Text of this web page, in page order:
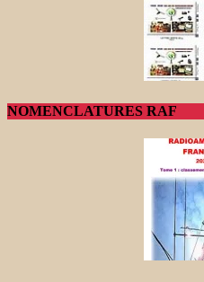
NOMENCLATURES RAF